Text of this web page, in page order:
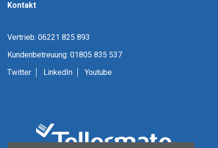
Kontakt
Vertrieb: 06221 825 893
Kundenbetreuung: 01805 835 537
Twitter
LinkedIn Youtube